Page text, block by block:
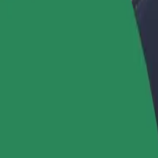
ან მაღაზია